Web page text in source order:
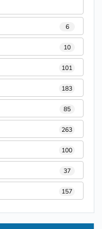
6
10
101
183
85
263
100
37
157